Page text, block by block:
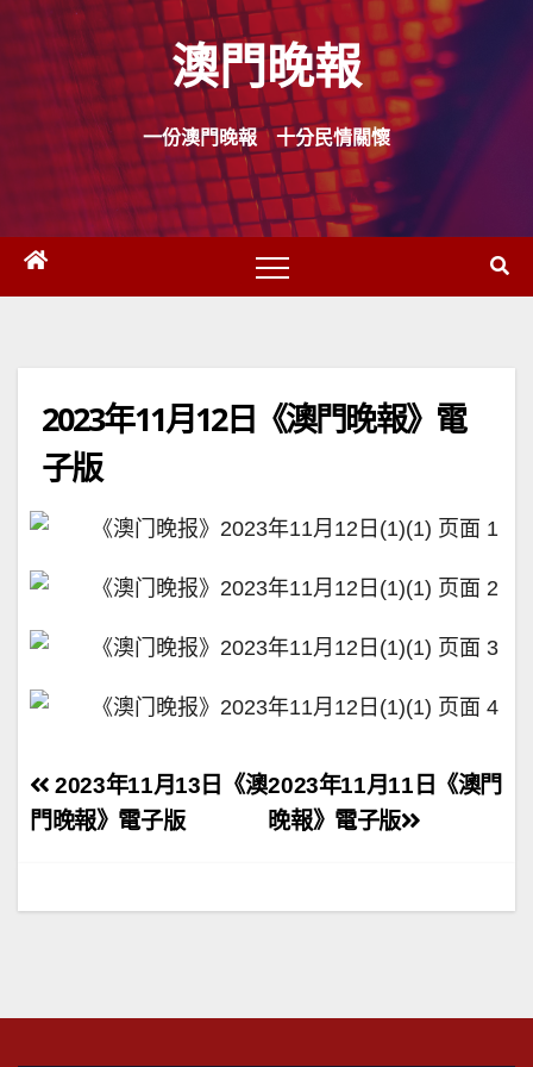
Skip
content
澳門晚報
一份澳門晚報 十分民情關懷
2023年11月12日《澳門晚報》電
子版
文
章
覽
2023年11月11日《澳門
晚報》電子版
2023年11月13日《澳
門晚報》電子版